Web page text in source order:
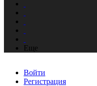
Еще
Войти
Регистрация